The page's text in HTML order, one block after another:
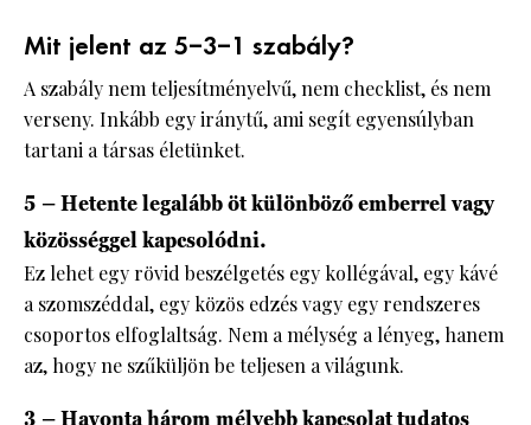
Mit jelent az 5–3–1 szabály?
A szabály nem teljesítményelvű, nem checklist, és nem
verseny. Inkább egy iránytű, ami segít egyensúlyban
tartani a társas életünket.
5 – Hetente legalább öt különböző emberrel vagy
közösséggel kapcsolódni.
Ez lehet egy rövid beszélgetés egy kollégával, egy kávé
a szomszéddal, egy közös edzés vagy egy rendszeres
csoportos elfoglaltság. Nem a mélység a lényeg, hanem
az, hogy ne szűküljön be teljesen a világunk.
3 – Havonta három mélyebb kapcsolat tudatos